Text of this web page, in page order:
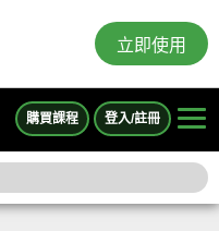
立即使用
購買課程 登入/註冊